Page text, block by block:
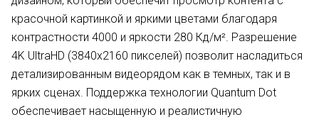
красочной картинкой и яркими цветами благодаря
контрастности 4000 и яркости 280 Кд/м². Разрешение
4K UltraHD (3840x2160 пикселей) позволит насладиться
детализированным видеорядом как в темных, так и в
ярких сценах. Поддержка технологии Quantum Dot
обеспечивает насыщенную и реалистичную